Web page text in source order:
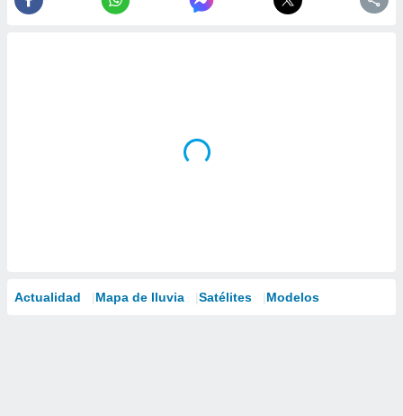
Actualidad Mapa de lluvia Satélites Modelos